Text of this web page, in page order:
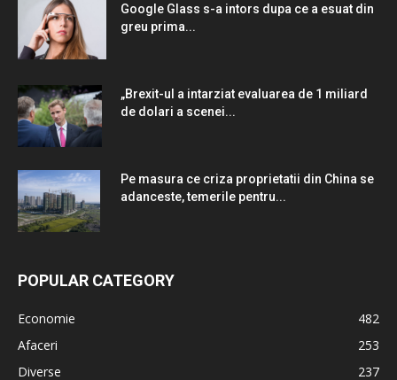
Google Glass s-a intors dupa ce a esuat din
greu prima...
„Brexit-ul a intarziat evaluarea de 1 miliard
de dolari a scenei...
Pe masura ce criza proprietatii din China se
adanceste, temerile pentru...
POPULAR CATEGORY
Economie
482
Afaceri
253
Diverse
237